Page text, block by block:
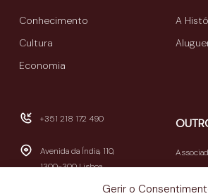
Gerir o
Conhecimento
Cultura
Economia
A
+351 218 172 490
Avenida da Índia, 110,
1300-300 Lisboa